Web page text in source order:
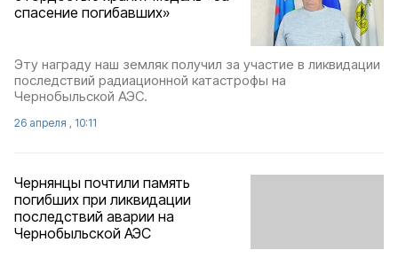
спасение погибавших»
Эту награду наш земляк получил за участие в ликвидации
последствий радиационной катастрофы на
Чернобыльской АЭС.
26 апреля , 10:11
Чернянцы почтили память
погибших при ликвидации
последствий аварии на
Чернобыльской АЭС